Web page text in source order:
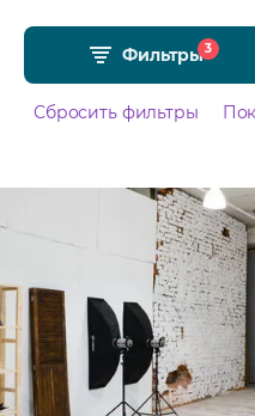
рейтингом 4.99 из 5 и
Фильтры3
Сбросить фильтры